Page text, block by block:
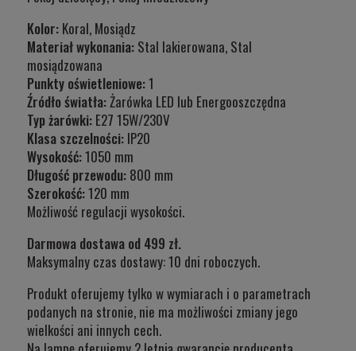
Kolor: Koral, Mosiądz
Materiał wykonania: Stal lakierowana, Stal
mosiądzowana
Punkty oświetleniowe:1
Źródło światła:Żarówka LED lub Energooszczędna
Typ żarówki: E27 15W/230V
Klasa szczelności: IP20
Wysokość:1050 mm
Długość przewodu: 800 mm
Szerokość:120 mm
Możliwość regulacji wysokości.
Darmowa dostawa od 499 zł.
Maksymalny czas dostawy: 10 dni roboczych.
Produkt oferujemy tylko w wymiarach i o parametrach
podanych na stronie, nie ma możliwości zmiany jego
wielkości ani innych cech.